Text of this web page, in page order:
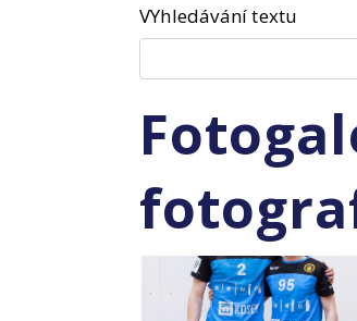
VYhledávání textu